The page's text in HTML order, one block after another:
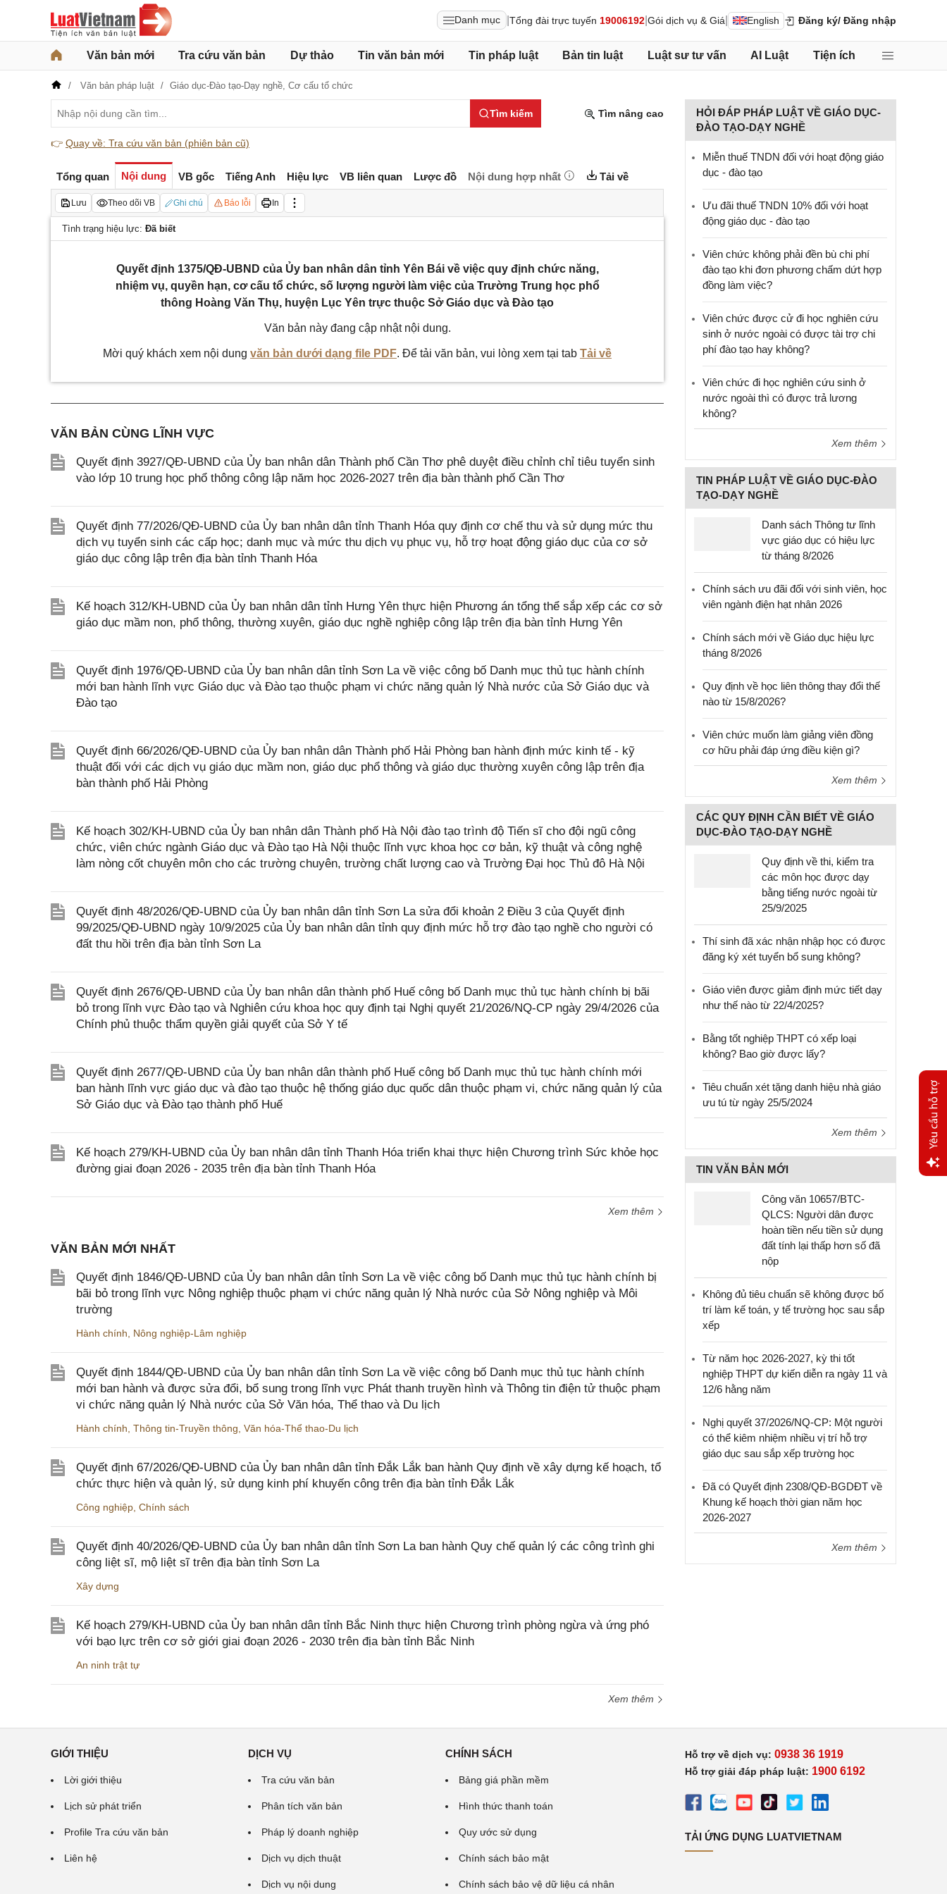
Danh mục Tổng đài trực tuyến 19006192 Gói dịch vụ & Giá English Đăng ký/ Đăng nhập
Văn bản mới Tra cứu văn bản Dự thảo Tin văn bản mới Tin pháp luật Bản tin luật Luật sư tư vấn AI Luật Tiện ích
Văn bản pháp luật Giáo dục-Đào tạo-Dạy nghề, Cơ cấu tổ chức
Tìm kiếm Tìm nâng cao
👉 Quay về: Tra cứu văn bản (phiên bản cũ)
Tổng quan Nội dung VB gốc Tiếng Anh Hiệu lực VB liên quan Lược đồ Nội dung hợp nhất Tải về
Lưu Theo dõi VB Ghi chú Báo lỗi In
Tình trạng hiệu lực: Đã biết
Quyết định 1375/QĐ-UBND của Ủy ban nhân dân tỉnh Yên Bái về việc quy định chức năng,
nhiệm vụ, quyền hạn, cơ cấu tổ chức, số lượng người làm việc của Trường Trung học phổ
thông Hoàng Văn Thụ, huyện Lục Yên trực thuộc Sở Giáo dục và Đào tạo
Văn bản này đang cập nhật nội dung.
Mời quý khách xem nội dung văn bản dưới dạng file PDF. Để tải văn bản, vui lòng xem tại tab Tải về
VĂN BẢN CÙNG LĨNH VỰC
Quyết định 3927/QĐ-UBND của Ủy ban nhân dân Thành phố Cần Thơ phê duyệt điều chỉnh chỉ tiêu tuyển sinh
vào lớp 10 trung học phổ thông công lập năm học 2026-2027 trên địa bàn thành phố Cần Thơ
Quyết định 77/2026/QĐ-UBND của Ủy ban nhân dân tỉnh Thanh Hóa quy định cơ chế thu và sử dụng mức thu
dịch vụ tuyển sinh các cấp học; danh mục và mức thu dịch vụ phục vụ, hỗ trợ hoạt động giáo dục của cơ sở
giáo dục công lập trên địa bàn tỉnh Thanh Hóa
Kế hoạch 312/KH-UBND của Ủy ban nhân dân tỉnh Hưng Yên thực hiện Phương án tổng thể sắp xếp các cơ sở
giáo dục mầm non, phổ thông, thường xuyên, giáo dục nghề nghiệp công lập trên địa bàn tỉnh Hưng Yên
Quyết định 1976/QĐ-UBND của Ủy ban nhân dân tỉnh Sơn La về việc công bố Danh mục thủ tục hành chính
mới ban hành lĩnh vực Giáo dục và Đào tạo thuộc phạm vi chức năng quản lý Nhà nước của Sở Giáo dục và
Đào tạo
Quyết định 66/2026/QĐ-UBND của Ủy ban nhân dân Thành phố Hải Phòng ban hành định mức kinh tế - kỹ
thuật đối với các dịch vụ giáo dục mầm non, giáo dục phổ thông và giáo dục thường xuyên công lập trên địa
bàn thành phố Hải Phòng
Kế hoạch 302/KH-UBND của Ủy ban nhân dân Thành phố Hà Nội đào tạo trình độ Tiến sĩ cho đội ngũ công
chức, viên chức ngành Giáo dục và Đào tạo Hà Nội thuộc lĩnh vực khoa học cơ bản, kỹ thuật và công nghệ
làm nòng cốt chuyên môn cho các trường chuyên, trường chất lượng cao và Trường Đại học Thủ đô Hà Nội
Quyết định 48/2026/QĐ-UBND của Ủy ban nhân dân tỉnh Sơn La sửa đổi khoản 2 Điều 3 của Quyết định
99/2025/QĐ-UBND ngày 10/9/2025 của Ủy ban nhân dân tỉnh quy định mức hỗ trợ đào tạo nghề cho người có
đất thu hồi trên địa bàn tỉnh Sơn La
Quyết định 2676/QĐ-UBND của Ủy ban nhân dân thành phố Huế công bố Danh mục thủ tục hành chính bị bãi
bỏ trong lĩnh vực Đào tạo và Nghiên cứu khoa học quy định tại Nghị quyết 21/2026/NQ-CP ngày 29/4/2026 của
Chính phủ thuộc thẩm quyền giải quyết của Sở Y tế
Quyết định 2677/QĐ-UBND của Ủy ban nhân dân thành phố Huế công bố Danh mục thủ tục hành chính mới
ban hành lĩnh vực giáo dục và đào tạo thuộc hệ thống giáo dục quốc dân thuộc phạm vi, chức năng quản lý của
Sở Giáo dục và Đào tạo thành phố Huế
Kế hoạch 279/KH-UBND của Ủy ban nhân dân tỉnh Thanh Hóa triển khai thực hiện Chương trình Sức khỏe học
đường giai đoạn 2026 - 2035 trên địa bàn tỉnh Thanh Hóa
Xem thêm
VĂN BẢN MỚI NHẤT
Quyết định 1846/QĐ-UBND của Ủy ban nhân dân tỉnh Sơn La về việc công bố Danh mục thủ tục hành chính bị
bãi bỏ trong lĩnh vực Nông nghiệp thuộc phạm vi chức năng quản lý Nhà nước của Sở Nông nghiệp và Môi
trường
Hành chính Nông nghiệp-Lâm nghiệp
Quyết định 1844/QĐ-UBND của Ủy ban nhân dân tỉnh Sơn La về việc công bố Danh mục thủ tục hành chính
mới ban hành và được sửa đổi, bổ sung trong lĩnh vực Phát thanh truyền hình và Thông tin điện tử thuộc phạm
vi chức năng quản lý Nhà nước của Sở Văn hóa, Thể thao và Du lịch
Hành chính Thông tin-Truyền thông Văn hóa-Thể thao-Du lịch
Quyết định 67/2026/QĐ-UBND của Ủy ban nhân dân tỉnh Đắk Lắk ban hành Quy định về xây dựng kế hoạch, tổ
chức thực hiện và quản lý, sử dụng kinh phí khuyến công trên địa bàn tỉnh Đắk Lắk
Công nghiệp Chính sách
Quyết định 40/2026/QĐ-UBND của Ủy ban nhân dân tỉnh Sơn La ban hành Quy chế quản lý các công trình ghi
công liệt sĩ, mộ liệt sĩ trên địa bàn tỉnh Sơn La
Xây dựng
Kế hoạch 279/KH-UBND của Ủy ban nhân dân tỉnh Bắc Ninh thực hiện Chương trình phòng ngừa và ứng phó
với bạo lực trên cơ sở giới giai đoạn 2026 - 2030 trên địa bàn tỉnh Bắc Ninh
An ninh trật tự
Xem thêm
HỎI ĐÁP PHÁP LUẬT VỀ GIÁO DỤC-
ĐÀO TẠO-DẠY NGHỀ
Miễn thuế TNDN đối với hoạt động giáo
dục - đào tạo
Ưu đãi thuế TNDN 10% đối với hoạt
động giáo dục - đào tạo
Viên chức không phải đền bù chi phí
đào tạo khi đơn phương chấm dứt hợp
đồng làm việc?
Viên chức được cử đi học nghiên cứu
sinh ở nước ngoài có được tài trợ chi
phí đào tạo hay không?
Viên chức đi học nghiên cứu sinh ở
nước ngoài thì có được trả lương
không?
Xem thêm
TIN PHÁP LUẬT VỀ GIÁO DỤC-ĐÀO
TẠO-DẠY NGHỀ
Danh sách Thông tư lĩnh
vực giáo dục có hiệu lực
từ tháng 8/2026
Chính sách ưu đãi đối với sinh viên, học
viên ngành điện hạt nhân 2026
Chính sách mới về Giáo dục hiệu lực
tháng 8/2026
Quy định về học liên thông thay đổi thế
nào từ 15/8/2026?
Viên chức muốn làm giảng viên đồng
cơ hữu phải đáp ứng điều kiện gì?
Xem thêm
CÁC QUY ĐỊNH CẦN BIẾT VỀ GIÁO
DỤC-ĐÀO TẠO-DẠY NGHỀ
Quy định về thi, kiểm tra
các môn học được dạy
bằng tiếng nước ngoài từ
25/9/2025
Thí sinh đã xác nhận nhập học có được
đăng ký xét tuyển bổ sung không?
Giáo viên được giảm định mức tiết dạy
như thế nào từ 22/4/2025?
Bằng tốt nghiệp THPT có xếp loại
không? Bao giờ được lấy?
Tiêu chuẩn xét tặng danh hiệu nhà giáo
ưu tú từ ngày 25/5/2024
Xem thêm
TIN VĂN BẢN MỚI
Công văn 10657/BTC-
QLCS: Người dân được
hoàn tiền nếu tiền sử dụng
đất tính lại thấp hơn số đã
nộp
Không đủ tiêu chuẩn sẽ không được bố
trí làm kế toán, y tế trường học sau sắp
xếp
Từ năm học 2026-2027, kỳ thi tốt
nghiệp THPT dự kiến diễn ra ngày 11 và
12/6 hằng năm
Nghị quyết 37/2026/NQ-CP: Một người
có thể kiêm nhiệm nhiều vị trí hỗ trợ
giáo dục sau sắp xếp trường học
Đã có Quyết định 2308/QĐ-BGDĐT về
Khung kế hoạch thời gian năm học
2026-2027
Xem thêm
GIỚI THIỆU
Lời giới thiệu
Lịch sử phát triển
Profile Tra cứu văn bản
Liên hệ
DỊCH VỤ
Tra cứu văn bản
Phân tích văn bản
Pháp lý doanh nghiệp
Dịch vụ dịch thuật
Dịch vụ nội dung
CHÍNH SÁCH
Bảng giá phần mềm
Hình thức thanh toán
Quy ước sử dụng
Chính sách bảo mật
Chính sách bảo vệ dữ liệu cá nhân
Hỗ trợ về dịch vụ: 0938 36 1919
Hỗ trợ giải đáp pháp luật: 1900 6192
TẢI ỨNG DỤNG LUATVIETNAM